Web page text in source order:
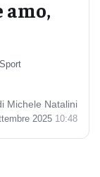
amo,
Sport
Michele Natalini
2025 10:48